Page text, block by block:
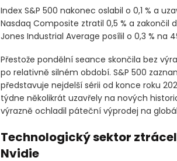
Index S&P 500 nakonec oslabil o 0,1 % a
Nasdaq Composite ztratil 0,5 % a zakončil
Jones Industrial Average posílil o 0,3 % na
Přestože pondělní seance skončila bez
po relativně silném období. S&P 500
představuje nejdelší sérii od konce roku
týdne několikrát uzavřely na nových
výrazně ochladil páteční výprodej na
Technologický sektor
Nvidie